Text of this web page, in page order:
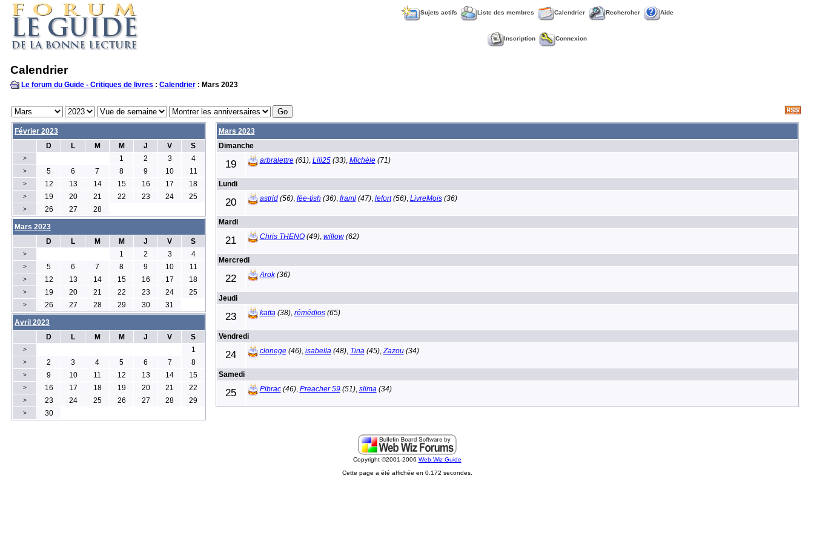
Sujets actifs Liste des membres Calendrier Rechercher Aide
Inscription Connexion
Calendrier
Le forum du Guide - Critiques de livres : Calendrier: Mars 2023
Février 2023
D
L M M J V S
> 1 2 3 4
> 5 6 7 8 9 10 11
> 12 13 14 15 16 17 18
> 19 20 21 22 23 24 25
> 26 27 28
Mars 2023
Dimanche
19 arbralettre(61), Lili25(33), Michèle(71)
Lundi
20 astrid(56), fée-tish (36), framl(47), lefort(56), LivreMois(36)
Mardi
21 Chris THENO(49), willow(62)
Mercredi
22 Arok(36)
Jeudi
23 katta (38), rémédios(65)
Vendredi
24 clonege(46), isabella (48), Tina (45), Zazou(34)
Samedi
25 Pibrac(46), Preacher 59(51), slima (34)
Mars 2023
D
L M M J V S
> 1 2 3 4
> 5 6 7 8 9 10 11
> 12 13 14 15 16 17 18
> 19 20 21 22 23 24 25
> 26 27 28 29 30 31
Avril 2023
D
L M M J V S
> 1
> 2 3 4 5 6 7 8
> 9 10 11 12 13 14 15
> 16 17 18 19 20 21 22
> 23 24 25 26 27 28 29
> 30
Copyright ©2001-2006 Web Wiz Guide
Cette page a été affichée en 0.172 secondes.